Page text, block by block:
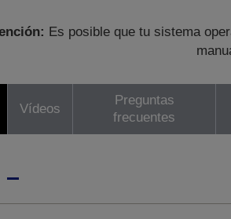
Es posible que tu sistema
Vídeos
Preguntas
frecuentes